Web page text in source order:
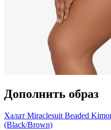
Дополнить образ
Халат Miraclesuit Beaded
(Black/Brown)